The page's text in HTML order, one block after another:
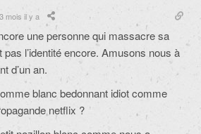
3 mois il y a
une personne qui massacre sa
l’identité encore. Amusons nous à
d’un an.
blanc bedonnant idiot comme
netflix ?